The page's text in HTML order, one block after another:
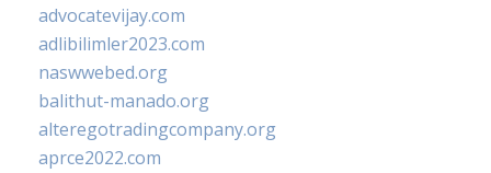
advocatevijay.com
adlibilimler2023.com
naswwebed.org
balithut-manado.org
alteregotradingcompany.org
aprce2022.com